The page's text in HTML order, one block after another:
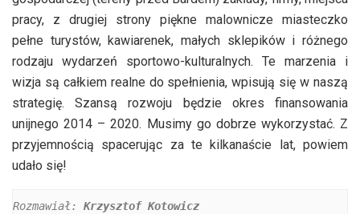
pracy, z drugiej strony piękne malownicze miasteczko
pełne turystów, kawiarenek, małych sklepików i różnego
rodzaju wydarzeń sportowo-kulturalnych. Te marzenia i
wizja są całkiem realne do spełnienia, wpisują się w naszą
strategię. Szansą rozwoju będzie okres finansowania
unijnego 2014 – 2020. Musimy go dobrze wykorzystać. Z
przyjemnością spacerując za te kilkanaście lat, powiem
udało się!
Rozmawiał: Krzysztof Kotowicz